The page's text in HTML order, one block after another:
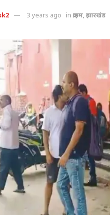
3 years ago in क्राइम,झारखंड